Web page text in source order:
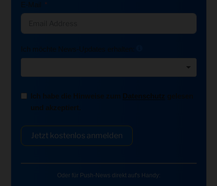
E-Mail
Ich möchte News-Updates erhalten:
Ich habe die Hinweise zum Datenschutz
und akzeptiert.
Jetzt kostenlos anmelden
Oder für Push-News direkt auf's Handy: